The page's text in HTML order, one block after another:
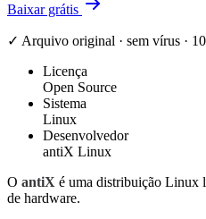
Baixar grátis
✓ Arquivo original · sem vírus ·
Licença
Open Source
Sistema
Linux
Desenvolvedor
antiX Linux
O antiX é uma distribuição Linux
de hardware.